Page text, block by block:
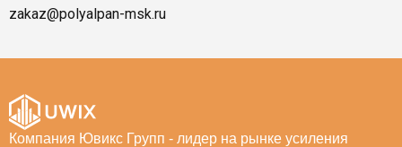
zakaz@polyalpan-msk.ru
Компания Ювикс Групп - лидер на рынке усиления